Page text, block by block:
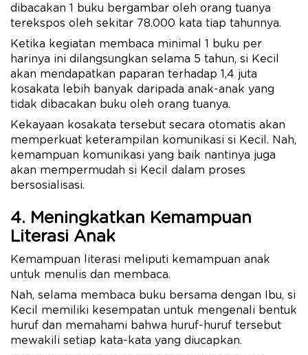
dibacakan 1 buku bergambar oleh orang tuanya
terekspos oleh sekitar 78.000 kata tiap tahunnya.
Ketika kegiatan membaca minimal 1 buku per
harinya ini dilangsungkan selama 5 tahun, si Kecil
akan mendapatkan paparan terhadap 1,4 juta
kosakata lebih banyak daripada anak-anak yang
tidak dibacakan buku oleh orang tuanya.
Kekayaan kosakata tersebut secara otomatis akan
memperkuat keterampilan komunikasi si Kecil. Nah,
kemampuan komunikasi yang baik nantinya juga
akan mempermudah si Kecil dalam proses
bersosialisasi.
4. Meningkatkan Kemampuan
Literasi Anak
Kemampuan literasi meliputi kemampuan anak
untuk menulis dan membaca.
Nah, selama membaca buku bersama dengan Ibu, si
Kecil memiliki kesempatan untuk mengenali bentuk
huruf dan memahami bahwa huruf-huruf tersebut
mewakili setiap kata-kata yang diucapkan.